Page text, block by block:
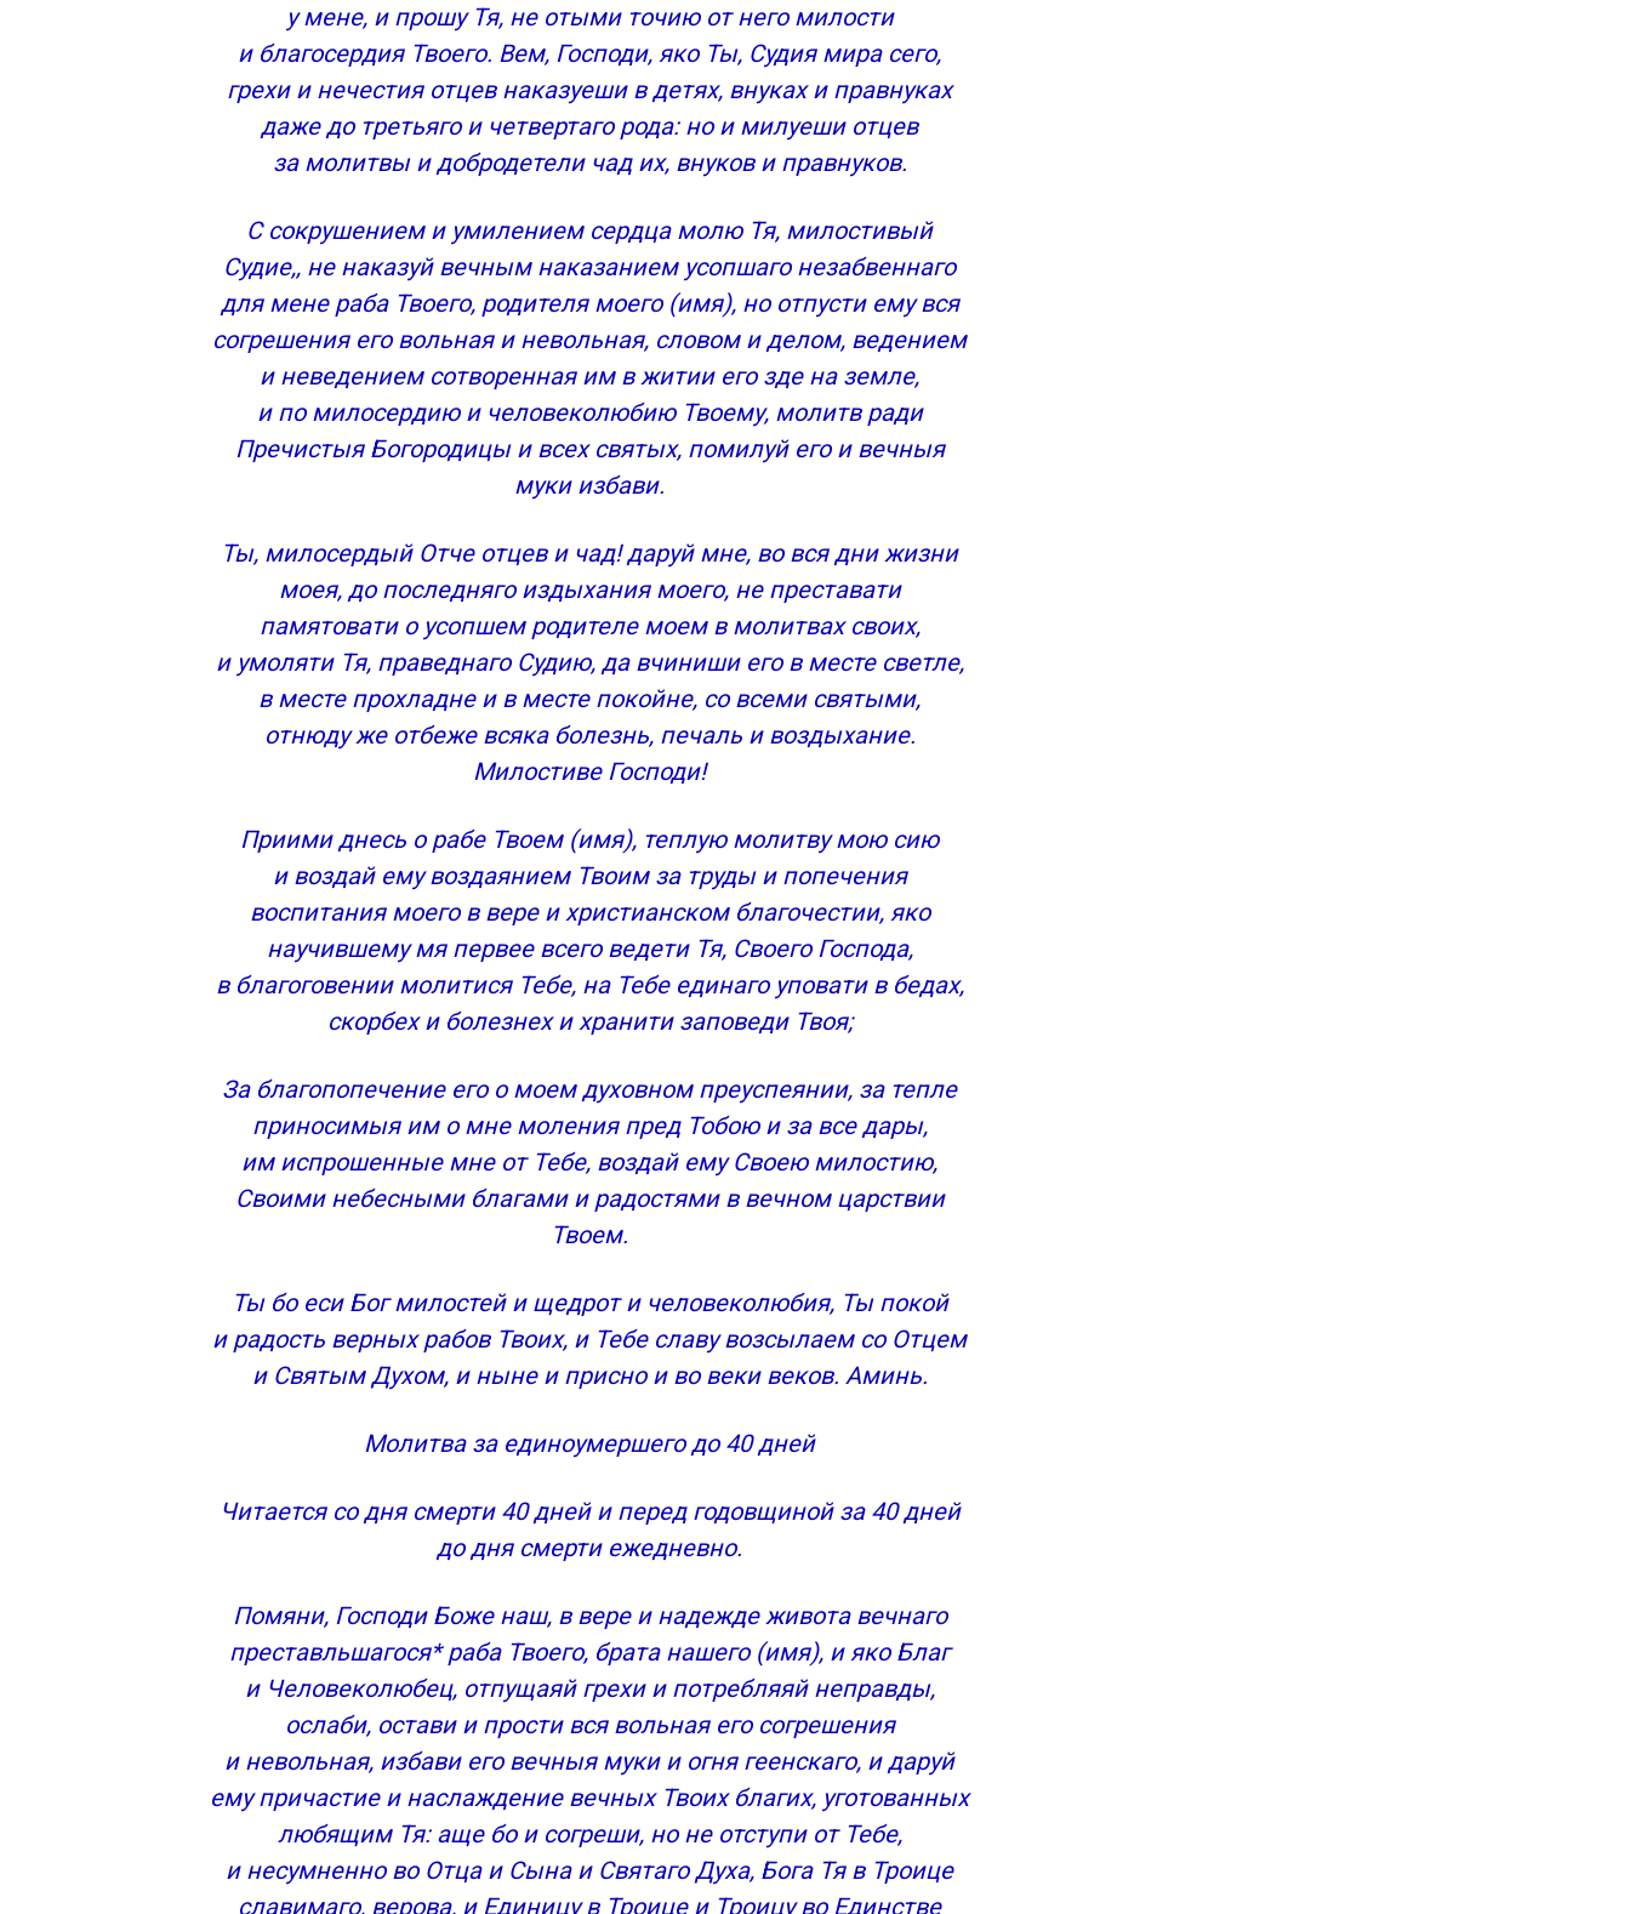
2 комментарии на “ Молитвы за упокой души ”
Добавить комментарий Отменить ответ
ВСЕ О ПАМЯТНИКАХ
АРХИВ СТАТЕЙ
МЕНЮ НАШЕГО САЙТА
Последование панихиды
Молитва за упокой души всякого усопшего христианина
Зачем нужно молиться об умерших
Что означают 3, 9, 40 дней и годовщина
День третий
День девятый
День сороковой
у мене, и прошу Тя, не отыми точию от него милости
и благосердия Твоего. Вем, Господи, яко Ты, Судия мира сего,
грехи и нечестия отцев наказуеши в детях, внуках и правнуках
даже до третьяго и четвертаго рода: но и милуеши отцев
за молитвы и добродетели чад их, внуков и правнуков.
С сокрушением и умилением сердца молю Тя, милостивый
Судие,, не наказуй вечным наказанием усопшаго незабвеннаго
для мене раба Твоего, родителя моего (имя), но отпусти ему вся
согрешения его вольная и невольная, словом и делом, ведением
и неведением сотворенная им в житии его зде на земле,
и по милосердию и человеколюбию Твоему, молитв ради
Пречистыя Богородицы и всех святых, помилуй его и вечныя
муки избави.
Ты, милосердый Отче отцев и чад! даруй мне, во вся дни жизни
моея, до последняго издыхания моего, не преставати
памятовати о усопшем родителе моем в молитвах своих,
и умоляти Тя, праведнаго Судию, да вчиниши его в месте светле,
в месте прохладне и в месте покойне, со всеми святыми,
отнюду же отбеже всяка болезнь, печаль и воздыхание.
Милостиве Господи!
Приими днесь о рабе Твоем (имя), теплую молитву мою сию
и воздай ему воздаянием Твоим за труды и попечения
воспитания моего в вере и христианском благочестии, яко
научившему мя первее всего ведети Тя, Своего Господа,
в благоговении молитися Тебе, на Тебе единаго уповати в бедах,
скорбех и болезнех и хранити заповеди Твоя;
За благопопечение его о моем духовном преуспеянии, за тепле
приносимыя им о мне моления пред Тобою и за все дары,
им испрошенные мне от Тебе, воздай ему Своею милостию,
Своими небесными благами и радостями в вечном царствии
Твоем.
Ты бо еси Бог милостей и щедрот и человеколюбия, Ты покой
и радость верных рабов Твоих, и Тебе славу возсылаем со Отцем
и Святым Духом, и ныне и присно и во веки веков. Аминь.
Молитва за единоумершего до 40 дней
Читается со дня смерти 40 дней и перед годовщиной за 40 дней
до дня смерти ежедневно.
Помяни, Господи Боже наш, в вере и надежде живота вечнаго
преставльшагося* раба Твоего, брата нашего (имя), и яко Благ
и Человеколюбец, отпущаяй грехи и потребляяй неправды,
ослаби, остави и прости вся вольная его согрешения
и невольная, избави его вечныя муки и огня геенскаго, и даруй
ему причастие и наслаждение вечных Твоих благих, уготованных
любящим Тя: аще бо и согреши, но не отступи от Тебе,
и несумненно во Отца и Сына и Святаго Духа, Бога Тя в Троице
славимаго, верова, и Единицу в Троице и Троицу во Единстве